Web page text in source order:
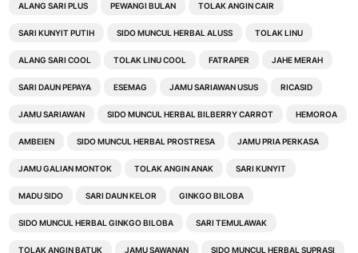
ALANG SARI PLUS PEWANGI BULAN TOLAK ANGIN CAIR
SARI KUNYIT PUTIH SIDO MUNCUL HERBAL ALUSS TOLAK LINU
ALANG SARI COOL TOLAK LINU COOL FATRAPER JAHE MERAH
SARI DAUN PEPAYA ESEMAG JAMU SARIAWAN USUS RICASID
JAMU SARIAWAN SIDO MUNCUL HERBAL BILBERRY CARROT HEMOROA
AMBEIEN SIDO MUNCUL HERBAL PROSTRESA JAMU PRIA PERKASA
JAMU GALIAN MONTOK TOLAK ANGIN ANAK SARI KUNYIT
MADU SIDO SARI DAUN KELOR GINKGO BILOBA
SIDO MUNCUL HERBAL GINKGO BILOBA SARI TEMULAWAK
TOLAK ANGIN BATUK JAMU SAWANAN SIDO MUNCUL HERBAL SUPRASI